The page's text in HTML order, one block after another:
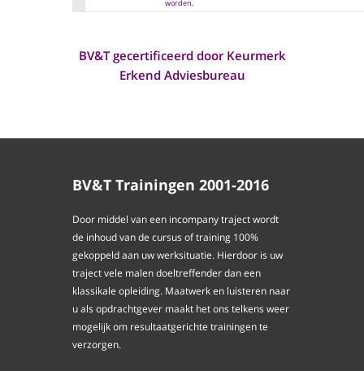
worden.
BV&T gecertificeerd door Keurmerk
Erkend Adviesbureau
BV&T Trainingen 2001-2016
Door middel van een incompany traject wordt
de inhoud van de cursus of training 100%
gekoppeld aan uw werksituatie. Hierdoor is uw
traject vele malen doeltreffender dan een
klassikale opleiding. Maatwerk en luisteren naar
u als opdrachtgever maakt het ons telkens weer
mogelijk om resultaatgerichte trainingen te
verzorgen.